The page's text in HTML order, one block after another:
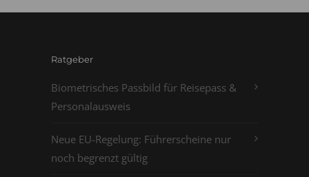
Ratgeber
Biometrisches Passbild für Reisepass &
Personalausweis
Neue EU-Regelung: Führerscheine nur
noch begrenzt gültig